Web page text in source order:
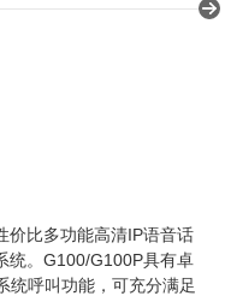
价比多功能高清IP语音话
统。G100/G100P具有卓
统呼叫功能，可充分满足